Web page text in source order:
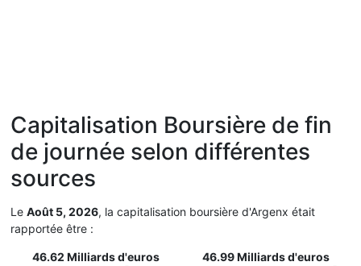
Capitalisation Boursière de fin
de journée selon différentes
sources
Le Août 5, 2026, la capitalisation boursière d'Argenx était
rapportée être :
46.62 Milliards d'euros
46.99 Milliards d'euros